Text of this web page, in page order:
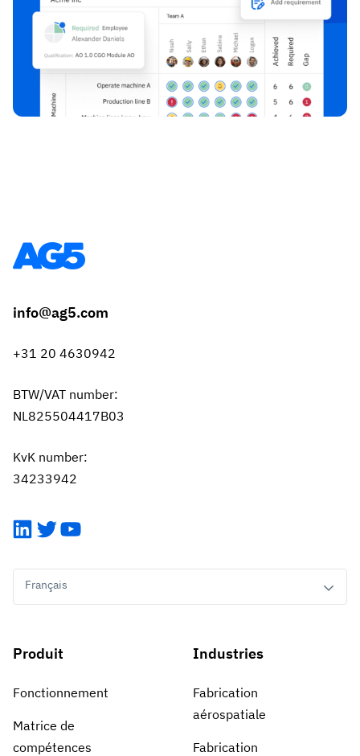
info@ag5.com
+31 20 4630942
BTW/VAT number:
NL825504417B03
KvK number:
34233942
LinkedIn
TwitterYouTube
Français
Produit
Fonctionnement
Matrice de
compétences
Industries
Fabrication
aérospatiale
Fabrication